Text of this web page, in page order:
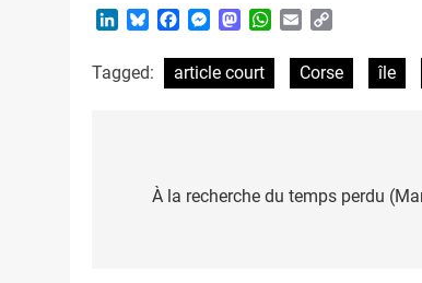
LinkedInBlueskyFacebook
Messenger
Mastodon
WhatsApp
Email
Tagged: article court Corse île
navigation
À la recherche du temps perdu